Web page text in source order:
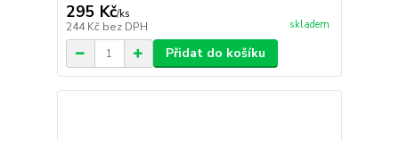
295 Kč/ks
244 Kč bez DPH skladem
Přidat do košíku